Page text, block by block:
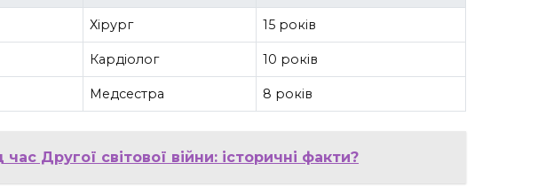
Хірург 15 років
Кардіолог 10 років
Медсестра 8 років
Другої світової війни: історичні факти?